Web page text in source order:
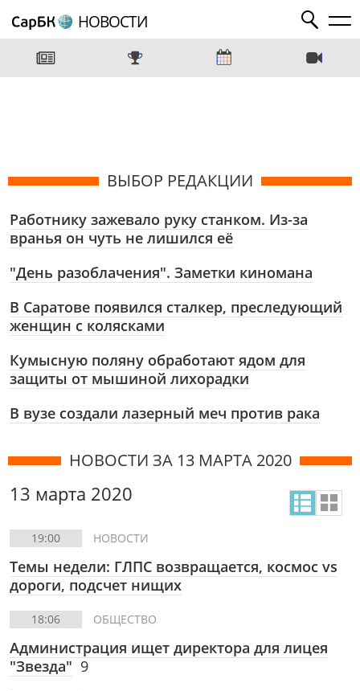
НОВОСТИ
ВЫБОР РЕДАКЦИИ
Работнику зажевало руку станком. Из-за
вранья он чуть не лишился её
"День разоблачения". Заметки киномана
В Саратове появился сталкер, преследующий
женщин с колясками
Кумысную поляну обработают ядом для
защиты от мышиной лихорадки
В вузе создали лазерный меч против рака
НОВОСТИ ЗА 13 МАРТА 2020
13 марта 2020
19:00 НОВОСТИ
Темы недели: ГЛПС возвращается, космос vs
дороги, подсчет нищих
18:06 ОБЩЕСТВО
Администрация ищет директора для лицея
"Звезда" 9